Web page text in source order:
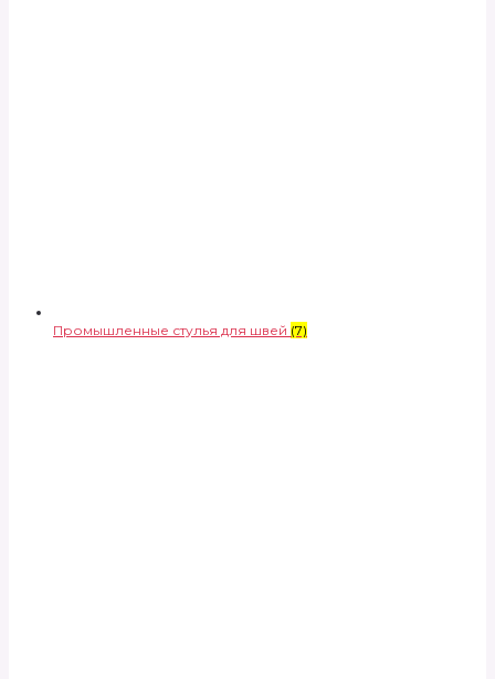
Промышленные стулья для швей (7)